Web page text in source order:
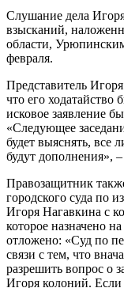
Слушание дела
взысканий,
области,
февраля.
Представитель
что его ходатайство
исковое заявление
«Следующее
будет выяснять, все
будут дополнения»,
Правозащитник
городского суда по
Игоря Нагавкина с
которое назначено
отложено: «Суд по
связи с тем, что
разрешить вопрос о
Игоря колоний. Если